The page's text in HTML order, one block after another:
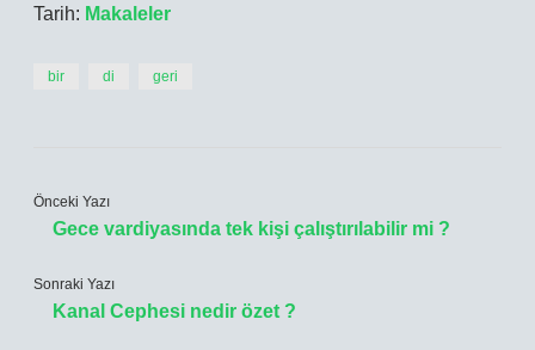
Tarih: Makaleler
bir di geri
Önceki Yazı
Gece vardiyasında tek kişi çalıştırılabilir mi ?
Sonraki Yazı
Kanal Cephesi nedir özet ?